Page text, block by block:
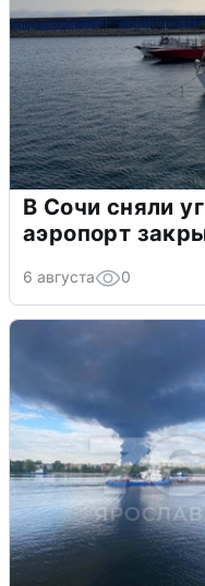
В Сочи сняли
аэропорт
6 августа 0